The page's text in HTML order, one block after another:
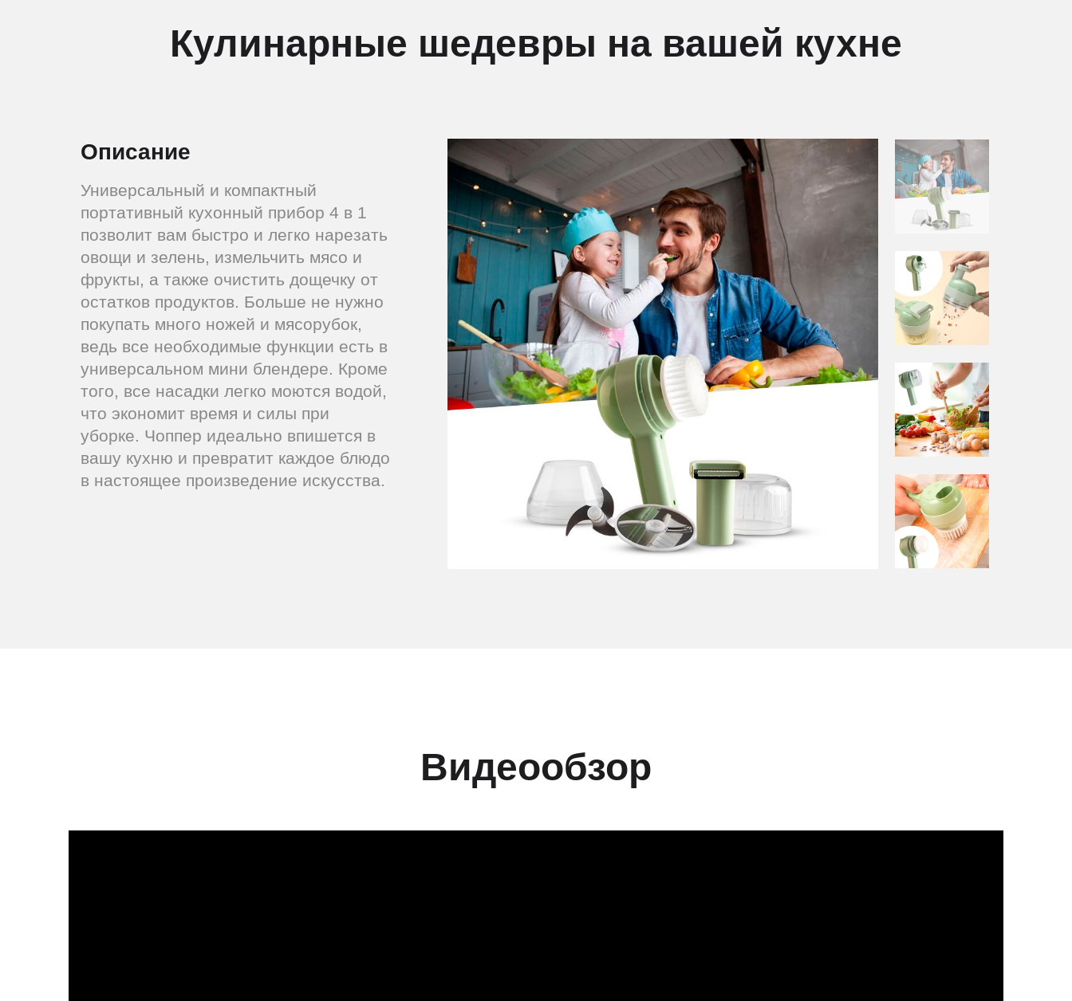
Кулинарные шедевры на вашей кухне
Описание
Универсальный и компактный
портативный кухонный прибор 4 в 1
позволит вам быстро и легко нарезать
овощи и зелень, измельчить мясо и
фрукты, а также очистить дощечку от
остатков продуктов. Больше не нужно
покупать много ножей и мясорубок,
ведь все необходимые функции есть в
универсальном мини блендере. Кроме
того, все насадки легко моются водой,
что экономит время и силы при
уборке. Чоппер идеально впишется в
вашу кухню и превратит каждое блюдо
в настоящее произведение искусства.
Видеообзор